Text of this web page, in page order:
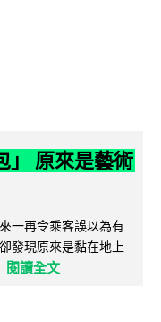
」 原來是藝術
一再令乘客誤以為有
發現原來是黏在地上
閱讀全文